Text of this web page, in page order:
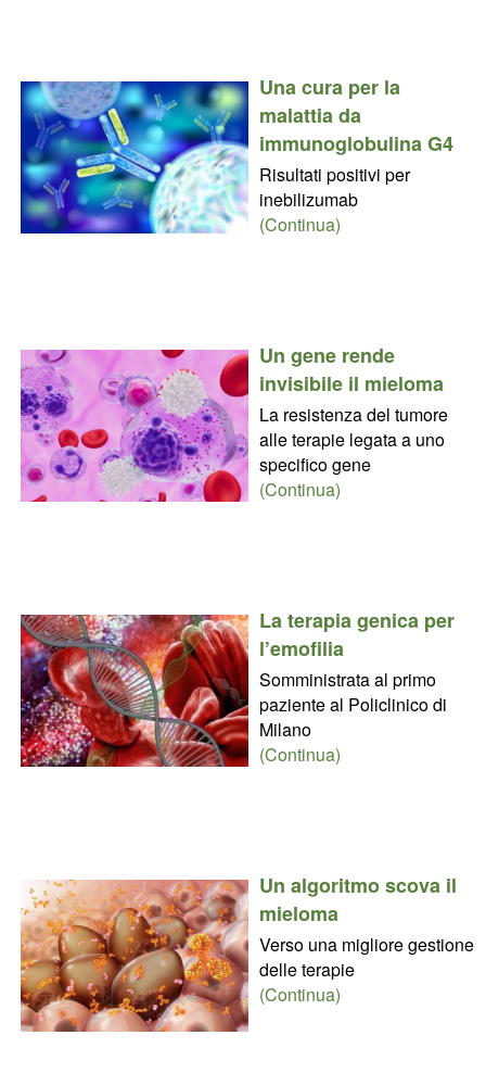
Una cura per la
malattia da
immunoglobulina G4
Risultati positivi per
inebilizumab
(Continua)
Un gene rende
invisibile il mieloma
La resistenza del tumore
alle terapie legata a uno
specifico gene
(Continua)
La terapia genica per
l’emofilia
Somministrata al primo
paziente al Policlinico di
Milano
(Continua)
Un algoritmo scova il
mieloma
Verso una migliore gestione
delle terapie
(Continua)